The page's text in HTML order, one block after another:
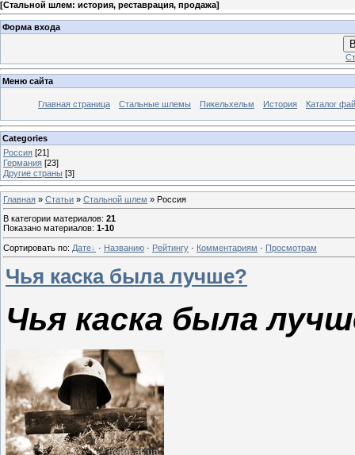
[Стальной шлем: история, реставрация, продажа]
Форма входа
Меню сайта
Главная страница Стальные шлемы Пикельхельм История Каталог
Categories
Россия [21]
Германия [23]
Другие страны [3]
Главная » Статьи » Стальной шлем » Россия
В категории материалов: 21
Показано материалов: 1-10
Сортировать по: Дате · Названию · Рейтингу · Комментариям · Просмотрам
Чья каска была лучше?
Чья каска была